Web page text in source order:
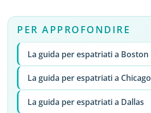
PER APPROFONDIRE
La guida per espatriati a Boston
La guida per espatriati a Chicago
La guida per espatriati a Dallas